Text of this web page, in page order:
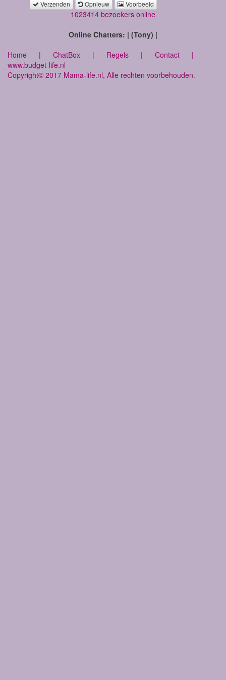
Verzenden Opnieuw Voorbeeld
1023414 bezoekers online
Online Chatters: | (Tony) |
Home | ChatBox | Regels | Contact |
www.budget-life.nl
Copyright© 2017 Mama-life.nl, Alle rechten voorbehouden.